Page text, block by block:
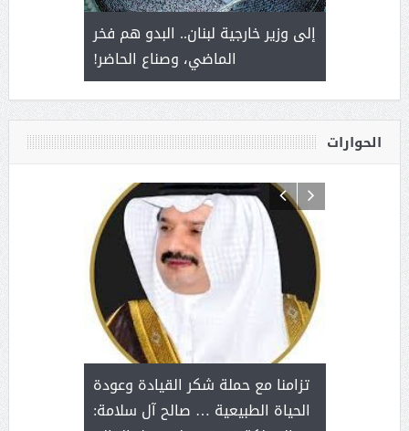
سلمان
إلى وزير خارجية لبنان.. البدو هم فخر
الماضي، وصناع الحاضر!
الحوارات
مع
تزامنا مع حملة شكر القيادة وعودة
الحياة الطبيعية … صالح آل سلامة:
آل شرمه: